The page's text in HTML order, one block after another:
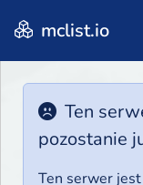
mclist.io
Ten
pozostanie
Ten serwer jest